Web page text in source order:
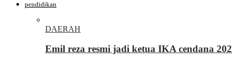
pendidikan
DAERAH
Emil reza resmi jadi ketua IKA cendana